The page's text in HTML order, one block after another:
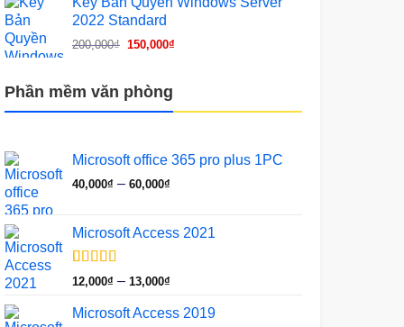
200,000₫.
là:
2022 Standard
200,000₫ Giá
200,000₫.
150,000₫Giá
Phần mềm văn phòng
Microsoft office 365 pro plus 1PC
40,000₫ – 60,000₫
40,000₫
Microsoft Access 2021
5.00trên 5
dựa trên
1
đánh giá
12,000₫ – 13,000₫
từ
Microsoft Access 2019